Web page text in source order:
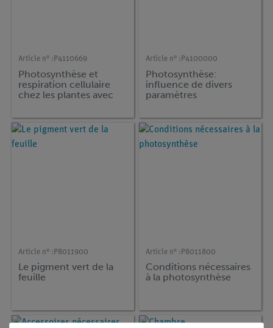
Article n° : P4110669
Photosynthèse et
respiration cellulaire
chez les plantes avec
Article n° : P4100000
Photosynthèse:
influence de divers
paramètres
Article n° : P8011900
Le pigment vert de la
feuille
Article n° : P8011800
Conditions nécessaires
à la photosynthèse